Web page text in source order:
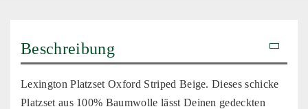
Beschreibung
Lexington Platzset Oxford Striped Beige. Dieses schicke
Platzset aus 100% Baumwolle lässt Deinen gedeckten